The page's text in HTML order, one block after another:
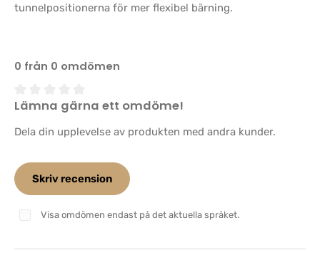
tunnelpositionerna för mer flexibel bärning.
0 från 0 omdömen
Genomsnittligt betyg på 0 av 5 stjärnor
Lämna gärna ett omdöme!
Dela din upplevelse av produkten med andra kunder.
Skriv recension
Visa omdömen endast på det aktuella språket.